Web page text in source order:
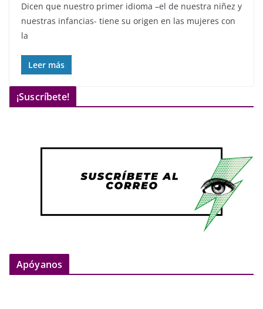
Dicen que nuestro primer idioma –el de nuestra niñez y
nuestras infancias- tiene su origen en las mujeres con
la
Leer más
¡Suscríbete!
Apóyanos